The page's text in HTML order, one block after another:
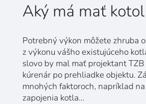
Aký má mať
Potrebný výkon môžete zhruba
z výkonu vášho existujúceho
slovo by mal mať projektant
kúrenár po prehliadke objektu.
mnohých faktoroch, napríklad
zapojenia kotla…